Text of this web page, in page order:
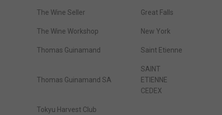
The Wine Seller Great Falls
The Wine Workshop New York
Thomas Guinamand Saint Etienne
Thomas Guinamand SA
SAINT
ETIENNE
CEDEX
Tokyu Harvest Club